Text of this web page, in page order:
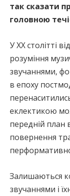
так сказати
головною
У ХХ столітті
розуміння
звучаннями,
в епоху
еклектикою
передній план
повернення
Залишаються
звучаннями і